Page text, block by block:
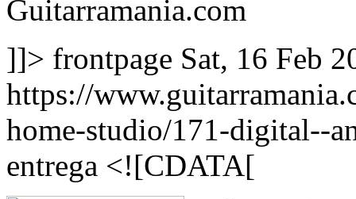
Guitarramania.com
]]> frontpage Sat, 16 Feb
https://
home-studio/171-digital--
entrega <![CDATA[